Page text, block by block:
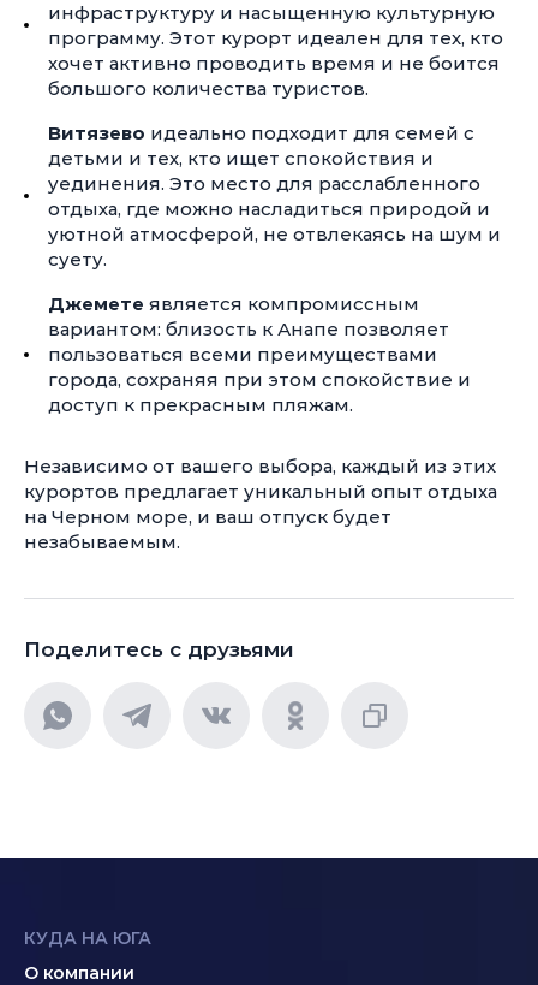
инфраструктуру и насыщенную культурную
программу. Этот курорт идеален для тех, кто
хочет активно проводить время и не боится
большого количества туристов.
Витязево идеально подходит для семей с
детьми и тех, кто ищет спокойствия и
уединения. Это место для расслабленного
отдыха, где можно насладиться природой и
уютной атмосферой, не отвлекаясь на шум и
суету.
Джемете является компромиссным
вариантом: близость к Анапе позволяет
пользоваться всеми преимуществами
города, сохраняя при этом спокойствие и
доступ к прекрасным пляжам.
Независимо от вашего выбора, каждый из этих
курортов предлагает уникальный опыт отдыха
на Черном море, и ваш отпуск будет
незабываемым.
Поделитесь с друзьями
КУДА НА ЮГА
О компании